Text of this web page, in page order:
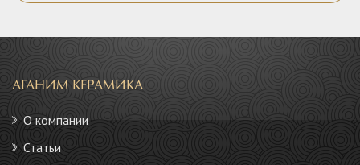
АГАНИМ КЕРАМИКА
О компании
Статьи